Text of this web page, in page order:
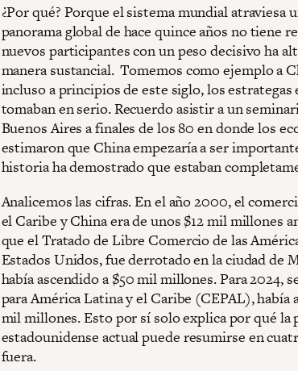
¿Por qué? Porque el sistema mundial atraviesa
panorama global de hace quince años no tiene
nuevos participantes con un peso decisivo ha
manera sustancial. Tomemos como ejemplo a
incluso a principios de este siglo, los estrategas
tomaban en serio. Recuerdo asistir a un
Buenos Aires a finales de los 80 en donde los
estimaron que China empezaría a ser
historia ha demostrado que estaban
Analicemos las cifras. En el año 2000, el
el Caribe y China era de unos $12 mil millones
que el Tratado de Libre Comercio de las
Estados Unidos, fue derrotado en la ciudad de
había ascendido a $50 mil millones. Para 2024,
para América Latina y el Caribe (CEPAL), había
mil millones. Esto por sí solo explica por qué
estadounidense actual puede resumirse en
fuera.